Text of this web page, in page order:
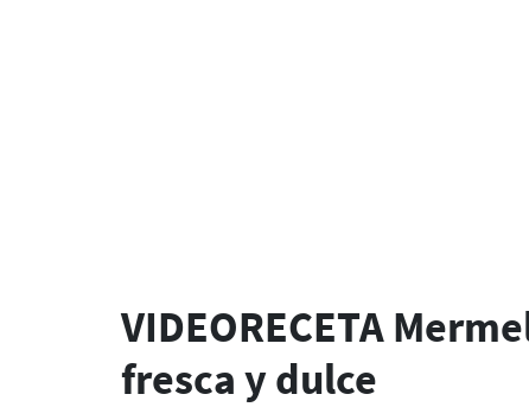
VIDEORECETA
fresca y dulce